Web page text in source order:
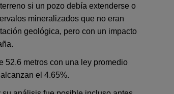
si un pozo debía extenderse o
mineralizados que no eran
geológica, pero con un impacto
52.6 metros con una ley promedio
el 4.65%.